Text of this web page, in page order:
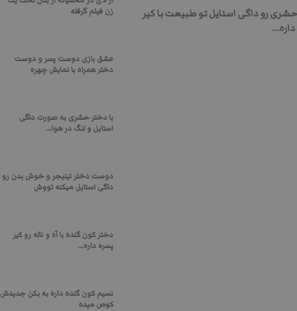
رو داگی استایل تو طبیعت با کیر
زن فیلم گرفته
عشق بازی دوست پسر و دوست
دختر همراه با نمایش چهره
با دختر حشری به صورت داگی
استایل و لنگ در هوا...
دوست دختر تینیجر و خوش بدن رو
داگی استایل میکنه تووش
دختر کون گنده با آه و ناله رو کیر
پسره داره...
نسیم کون گنده داره به بکن جدیدش
کوص میده